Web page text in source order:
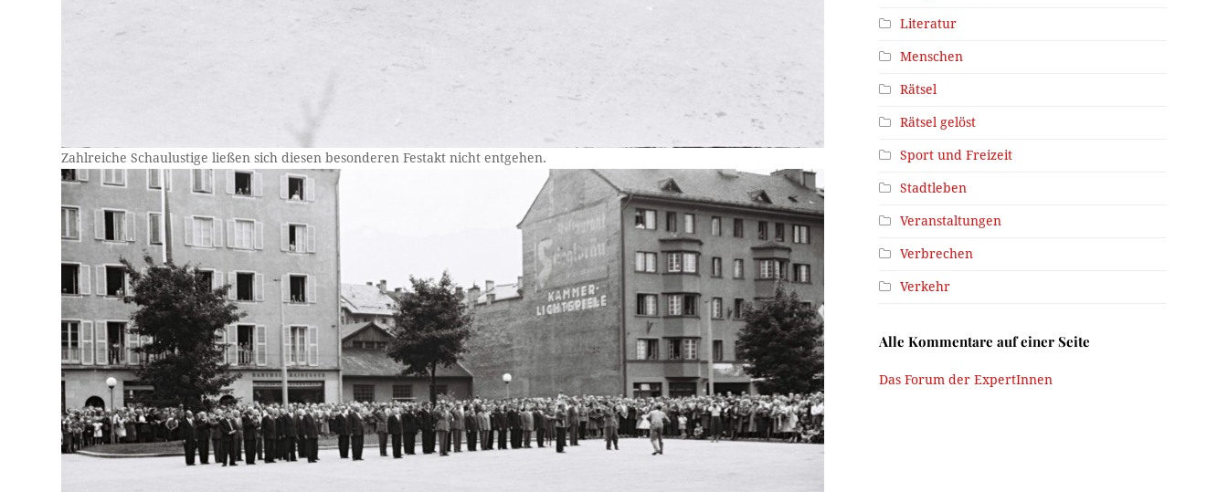
Zahlreiche Schaulustige ließen sich diesen besonderen Festakt nicht entgehen.
Literatur
Menschen
Rätsel
Rätsel gelöst
Sport und Freizeit
Stadtleben
Veranstaltungen
Verbrechen
Verkehr
Alle Kommentare auf einer Seite
Das Forum der ExpertInnen